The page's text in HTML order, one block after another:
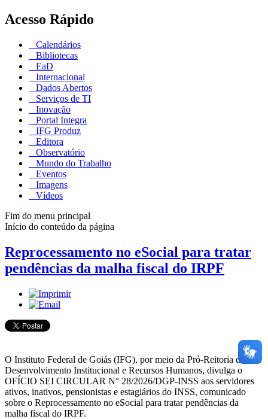
Acesso Rápido
Calendários
Bibliotecas
EaD
Internacional
Dados Abertos
Serviços de TI
Inovação
Portal Integra
IFG Produz
Editora
Observatório
Mundo do Trabalho
Eventos
Imagens
Vídeos
Fim do menu principal
Início do conteúdo da página
Reprocessamento no eSocial para tratar
pendências da malha fiscal do IRPF
O Instituto Federal de Goiás (IFG), por meio da Pró-Reitoria de
Desenvolvimento Institucional e Recursos Humanos, divulga o
OFÍCIO SEI CIRCULAR N° 28/2026/DGP-INSS aos servidores
ativos, inativos, pensionistas e estagiários do INSS, comunicado
sobre o Reprocessamento no eSocial para tratar pendências da
malha fiscal do IRPF.